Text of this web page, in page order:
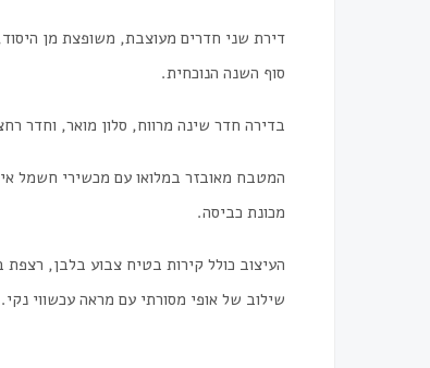
דירת שני חדרים מעוצבת, משופצת מן
סוף השנה הנוכחית.
בדירה חדר שינה מרווח, סלון מואר, וחדר
המטבח מאובזר במלואו עם מכשירי חשמל
מכונת כביסה.
העיצוב כולל קירות בטיח צבוע בלבן, רצפת
שילוב של אופי מסורתי עם מראה עכשווי נקי.